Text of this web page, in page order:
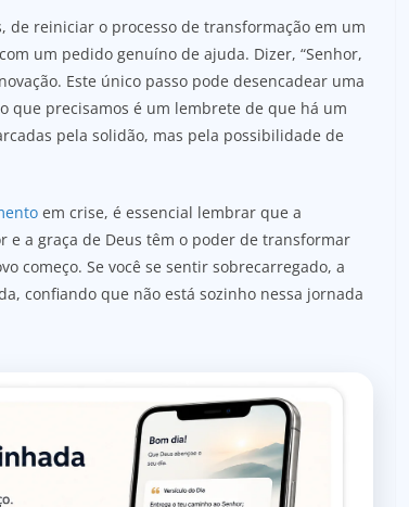
de reiniciar o processo de transformação em um
um pedido genuíno de ajuda. Dizer, “Senhor,
Este único passo pode desencadear uma
que precisamos é um lembrete de que há um
pela solidão, mas pela possibilidade de
em crise, é essencial lembrar que a
e a graça de Deus têm o poder de transformar
começo. Se você se sentir sobrecarregado, a
confiando que não está sozinho nessa jornada